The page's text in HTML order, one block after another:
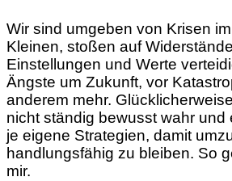
Wir sind umgeben von Krisen
Kleinen, stoßen auf
Einstellungen und Werte
Ängste um Zukunft, vor
anderem mehr.
nicht ständig bewusst wahr und
je eigene Strategien, damit
handlungsfähig zu bleiben. So
mir.